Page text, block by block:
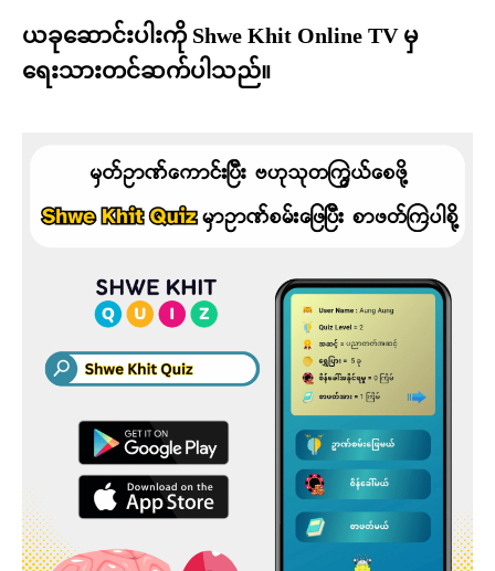
ယခုဆောင်းပါးကို Shwe Khit Online TV မှ
ရေးသားတင်ဆက်ပါသည်။